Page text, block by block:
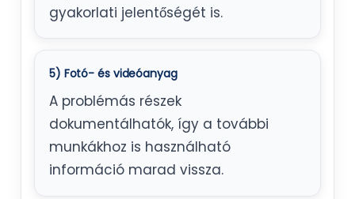
gyakorlati jelentőségét is.
5) Fotó- és videóanyag
A problémás részek
dokumentálhatók, így a további
munkákhoz is használható
információ marad vissza.